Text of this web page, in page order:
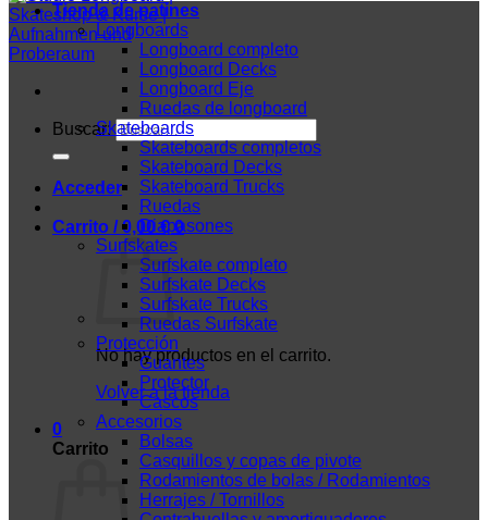
Buscar:
Acceder
Carrito /0,00€ 0
No hay productos en el carrito.
Volver a la tienda
0
Carrito
Tienda de patines
Longboards
Longboard completo
Longboard Decks
Longboard Eje
Ruedas de longboard
Skateboards
Skateboards completos
Skateboard Decks
Skateboard Trucks
Ruedas
Diapasones
Surfskates
Surfskate completo
Surfskate Decks
Surfskate Trucks
Ruedas Surfskate
Protección
Guantes
Protector
Cascos
Accesorios
Bolsas
Casquillos y copas de pivote
Rodamientos de bolas / Rodamientos
Herrajes / Tornillos